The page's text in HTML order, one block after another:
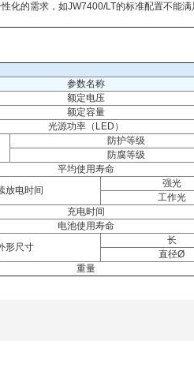
化的需求，如JW7400/LT的标准配置不能
参数名称
额定电压
额定容量
光源功率（LED）
防护等级
防腐等级
平均使用寿命
放电时间
强光
工作光
充电时间
电池使用寿命
形尺寸
长
直径Ø
重量